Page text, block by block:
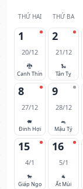
THỨ HAI THỨ BA
1
20/12
🐉
Canh Thìn
2
21/12
🐍
Tân Tỵ
8
27/12
🐖
Đinh Hợi
9
28/12
🐀
Mậu Tý
15
4/1
🐎
Giáp Ngọ
16
5/1
🐐
Ất Mùi